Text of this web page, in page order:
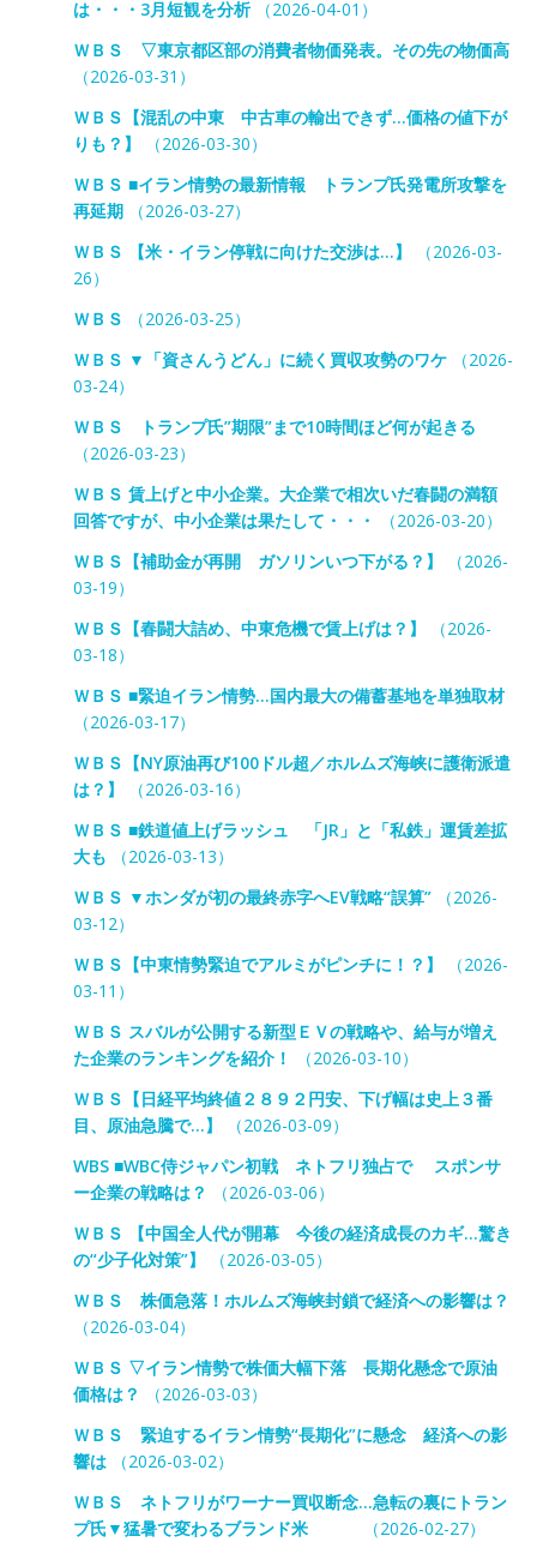
は・・・3月短観を分析（2026-04-01）
ＷＢＳ ▽東京都区部の消費者物価発表。その先の物価高
（2026-03-31）
ＷＢＳ【混乱の中東 中古車の輸出できず…価格の値下が
りも？】
（2026-03-30）
ＷＢＳ ■イラン情勢の最新情報 トランプ氏発電所攻撃を
再延期（2026-03-27）
ＷＢＳ 【米・イラン停戦に向けた交渉は…】
（2026-03-
26）
ＷＢＳ
（2026-03-25）
ＷＢＳ ▼「資さんうどん」に続く買収攻勢のワケ（2026-
03-24）
ＷＢＳ トランプ氏”期限”まで10時間ほど何が起きる
（2026-03-23）
ＷＢＳ 賃上げと中小企業。大企業で相次いだ春闘の満額
回答ですが、中小企業は果たして・・・
（2026-03-20）
ＷＢＳ【補助金が再開 ガソリンいつ下がる？】
（2026-
03-19）
ＷＢＳ【春闘大詰め、中東危機で賃上げは？】
（2026-
03-18）
ＷＢＳ ■緊迫イラン情勢…国内最大の備蓄基地を単独取材
（2026-03-17）
ＷＢＳ【NY原油再び100ドル超／ホルムズ海峡に護衛派遣
は？】
（2026-03-16）
ＷＢＳ ■鉄道値上げラッシュ 「JR」と「私鉄」運賃差拡
大も （2026-03-13）
ＷＢＳ ▼ホンダが初の最終赤字へEV戦略“誤算”（2026-
03-12）
ＷＢＳ【中東情勢緊迫でアルミがピンチに！？】
（2026-
03-11）
ＷＢＳ スバルが公開する新型ＥＶの戦略や、給与が増え
た企業のランキングを紹介！
（2026-03-10）
ＷＢＳ【日経平均終値２８９２円安、下げ幅は史上３番
目、原油急騰で…】
（2026-03-09）
WBS ■WBC侍ジャパン初戦 ネトフリ独占で スポンサ
ー企業の戦略は？
（2026-03-06）
ＷＢＳ 【中国全人代が開幕 今後の経済成長のカギ…驚き
の“少子化対策”】
（2026-03-05）
ＷＢＳ 株価急落！ホルムズ海峡封鎖で経済への影響は？
（2026-03-04）
ＷＢＳ ▽イラン情勢で株価大幅下落 長期化懸念で原油
価格は？
（2026-03-03）
ＷＢＳ 緊迫するイラン情勢“長期化”に懸念 経済への影
響は（2026-03-02）
ＷＢＳ ネトフリがワーナー買収断念…急転の裏にトラン
プ氏▼猛暑で変わるブランド米
（2026-02-27）